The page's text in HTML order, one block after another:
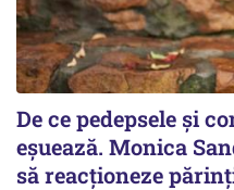
De ce pedepsele și
eșuează. Monica
să reacționeze